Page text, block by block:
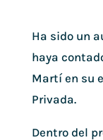
Ha sido un
haya
Martí en su
Privada.
Dentro del